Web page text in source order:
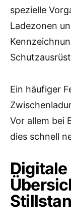
spezielle
Ladezonen
Ein häufiger
Vor allem bei
dies schnell